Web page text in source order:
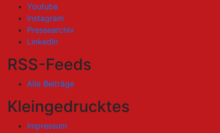
Youtube
Instagram
Pressearchiv
LinkedIn
RSS-Feeds
Alle Beiträge
Kleingedrucktes
Impressum